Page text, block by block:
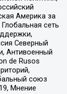
Америка за
сеть
Северный
Антивоенный
de Rusos
союз
Мнение